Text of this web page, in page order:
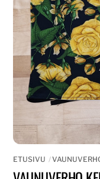
ETUSIVU